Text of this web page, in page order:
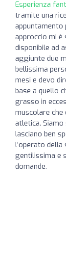
Esperienza
tramite una
appuntamento
approccio mi
disponibile ad
aggiunte due
bellissima
mesi e devo
base a quello
grasso in
muscolare che
atletica.
lasciano ben
l’operato
gentilissima e
domande.